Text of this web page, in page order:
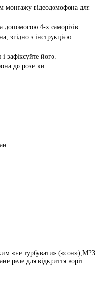
монтажу відеодомофона для
допомогою 4-х саморізів.
згідно з інструкцією
зафіксуйте його.
до розетки.
«не турбувати» («сон»),MP3
реле для відкриття воріт